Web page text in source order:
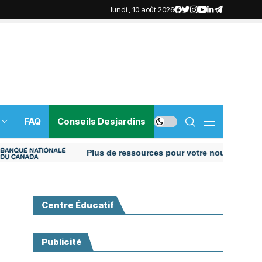
lundi , 10 août 2026
FAQ Conseils Desjardins
Plus de ressources pour votre nouvelle vie au
Centre Éducatif
Publicité